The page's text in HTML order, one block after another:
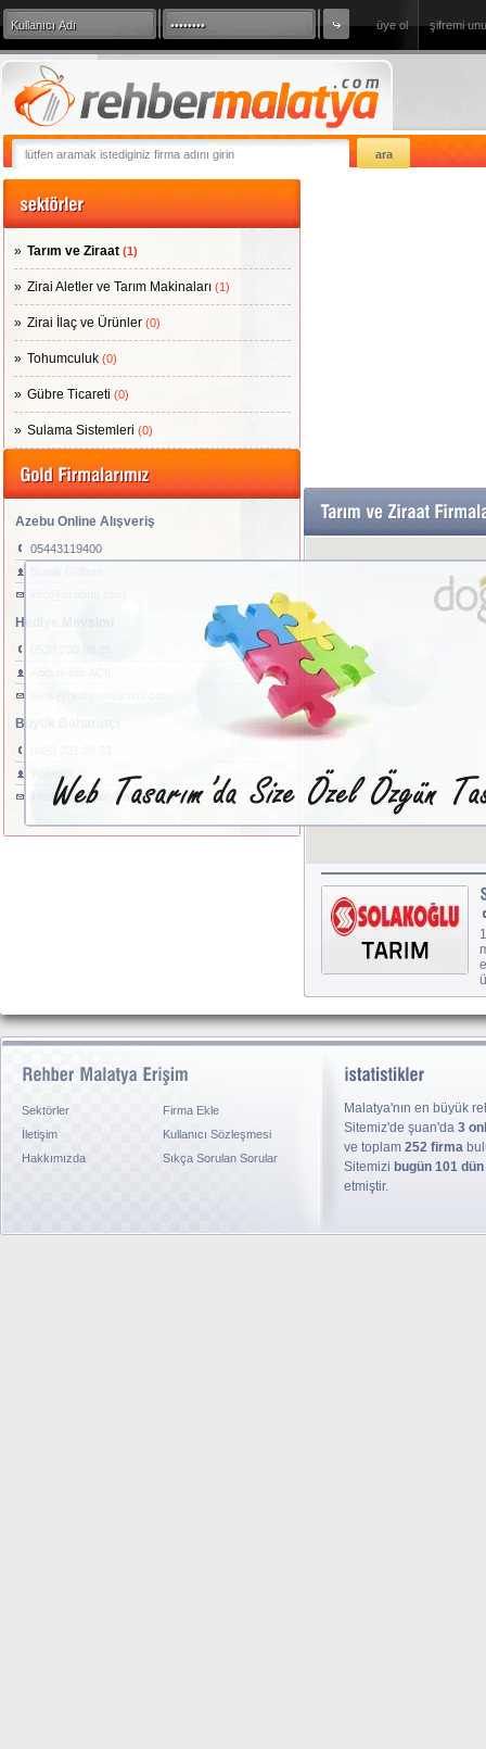
üye ol şifremi
360 Derece Sanal Tur
Tarım ve Ziraat (1)
Zirai Aletler ve Tarım Makinaları (1)
Zirai İlaç ve Ürünler (0)
Tohumculuk (0)
Gübre Ticareti (0)
Sulama Sistemleri (0)
Azebu Online Alışveriş
05443119400
Hediye Mevsimi
Büyük Baharatçı
Yönetici
info@buyukbaharatci.com
Sektörler
Firma Ekle
İletişim
Kullanıcı Sözleşmesi
Hakkımızda
Sıkça Sorulan Sorular
Malatya'nın en büyük
Sitemiz'de şuan'da 3
ve toplam 252 firma
Sitemizi bugün 101
etmiştir.